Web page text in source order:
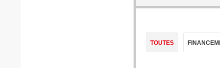
TOUTES